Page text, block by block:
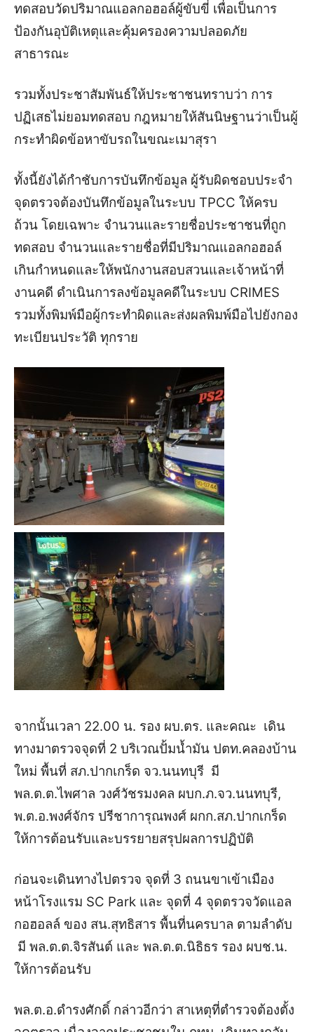
ทดสอบวัดปริมาณแอลกอฮอล์ผู้ขับขี่ เพื่อเป็นการ
ป้องกันอุบัติเหตุและคุ้มครองความปลอดภัย
สาธารณะ
รวมทั้งประชาสัมพันธ์ให้ประชาชนทราบว่า การ
ปฏิเสธไม่ยอมทดสอบ กฎหมายให้สันนิษฐานว่าเป็นผู้
กระทำผิดข้อหาขับรถในขณะเมาสุรา
ทั้งนี้ยังได้กำชับการบันทึกข้อมูล ผู้รับผิดชอบประจำ
จุดตรวจต้องบันทึกข้อมูลในระบบ TPCC ให้ครบ
ถ้วน โดยเฉพาะ จำนวนและรายชื่อประชาชนที่ถูก
ทดสอบ จำนวนและรายชื่อที่มีปริมาณแอลกอฮอล์
เกินกำหนดและให้พนักงานสอบสวนและเจ้าหน้าที่
งานคดี ดำเนินการลงข้อมูลคดีในระบบ CRIMES
รวมทั้งพิมพ์มือผู้กระทำผิดและส่งผลพิมพ์มือไปยังกอง
ทะเบียนประวัติ ทุกราย
จากนั้นเวลา 22.00 น. รอง ผบ.ตร. และคณะ เดิน
ทางมาตรวจจุดที่ 2 บริเวณปั้มน้ำมัน ปตท.คลองบ้าน
ใหม่ พื้นที่ สภ.ปากเกร็ด จว.นนทบุรี มี
พล.ต.ต.ไพศาล วงศ์วัชรมงคล ผบก.ภ.จว.นนทบุรี,
พ.ต.อ.พงศ์จักร ปรีชาการุณพงศ์ ผกก.สภ.ปากเกร็ด
ให้การต้อนรับและบรรยายสรุปผลการปฏิบัติ
ก่อนจะเดินทางไปตรวจ จุดที่ 3 ถนนขาเข้าเมือง
หน้าโรงแรม SC Park และ จุดที่ 4 จุดตรวจวัดแอล
กอฮอลล์ ของ สน.สุทธิสาร พื้นที่นครบาล ตามลำดับ
มี พล.ต.ต.จิรสันต์ และ พล.ต.ต.นิธิธร รอง ผบช.น.
ให้การต้อนรับ
พล.ต.อ.ดำรงศักดิ์ กล่าวอีกว่า สาเหตุที่ตำรวจต้องตั้ง